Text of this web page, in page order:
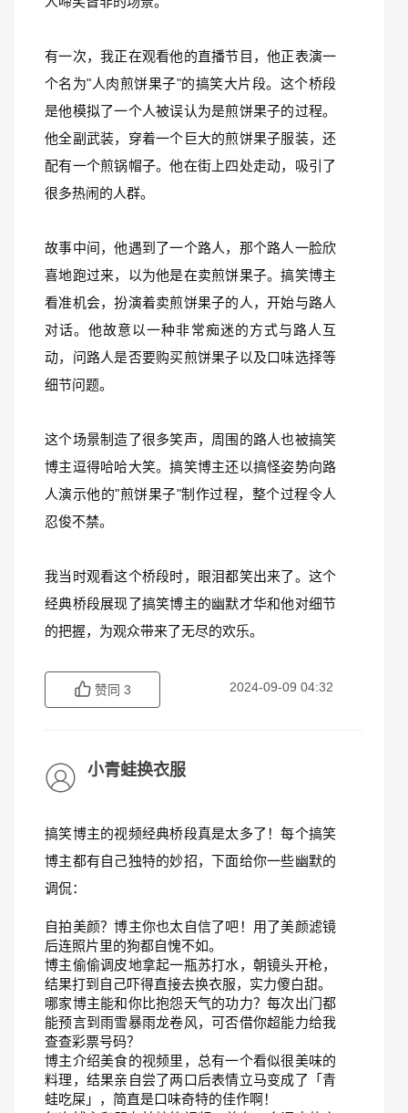
有一次，我正在观看他的直播节目，他正表演一
个名为"人肉煎饼果子"的搞笑大片段。这个桥段
是他模拟了一个人被误认为是煎饼果子的过程。
他全副武装，穿着一个巨大的煎饼果子服装，还
配有一个煎锅帽子。他在街上四处走动，吸引了
很多热闹的人群。
故事中间，他遇到了一个路人，那个路人一脸欣
喜地跑过来，以为他是在卖煎饼果子。搞笑博主
看准机会，扮演着卖煎饼果子的人，开始与路人
对话。他故意以一种非常痴迷的方式与路人互
动，问路人是否要购买煎饼果子以及口味选择等
细节问题。
这个场景制造了很多笑声，周围的路人也被搞笑
博主逗得哈哈大笑。搞笑博主还以搞怪姿势向路
人演示他的"煎饼果子"制作过程，整个过程令人
忍俊不禁。
我当时观看这个桥段时，眼泪都笑出来了。这个
经典桥段展现了搞笑博主的幽默才华和他对细节
的把握，为观众带来了无尽的欢乐。
赞同 3 2024-09-09 04:32
小青蛙换衣服
搞笑博主的视频经典桥段真是太多了！每个搞笑
博主都有自己独特的妙招，下面给你一些幽默的
调侃：
自拍美颜？博主你也太自信了吧！用了美颜滤镜
后连照片里的狗都自愧不如。
博主偷偷调皮地拿起一瓶苏打水，朝镜头开枪，
结果打到自己吓得直接去换衣服，实力傻白甜。
哪家博主能和你比抱怨天气的功力？每次出门都
能预言到雨雪暴雨龙卷风，可否借你超能力给我
查查彩票号码？
博主介绍美食的视频里，总有一个看似很美味的
料理，结果亲自尝了两口后表情立马变成了「青
蛙吃屎」，简直是口味奇特的佳作啊！